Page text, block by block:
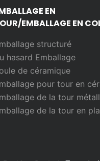
EN
EMBALLAGE EN
structuré
hasard Emballage
de céramique
pour tour en
de la tour
de la tour en